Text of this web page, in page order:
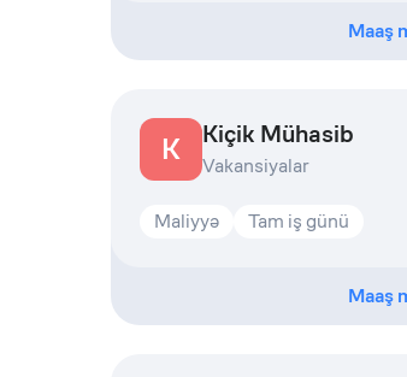
Maaş
K Kiçik Mühasib
Vakansiyalar
Maliyyə Tam iş günü
Maaş